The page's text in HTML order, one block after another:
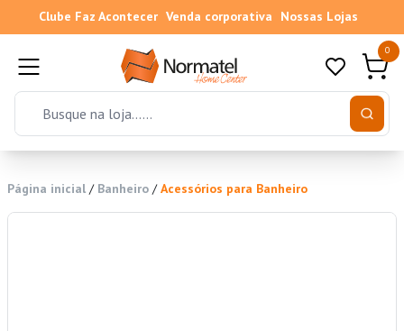
Clube Faz Acontecer Venda corporativa Nossas Lojas
0
Página inicial / Banheiro /Acessórios para Banheiro